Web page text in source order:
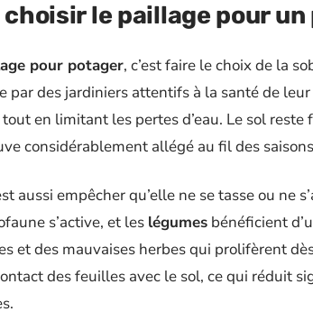
le paillage pour
pour potager, c’est faire le choix de la
par des jardiniers attentifs à la santé de
en limitant les pertes d’eau. Le sol reste
considérablement allégé au fil des
aussi empêcher qu’elle ne se tasse ou ne
s’active, et les légumes bénéficient
et des mauvaises herbes qui prolifèrent
des feuilles avec le sol, ce qui réduit